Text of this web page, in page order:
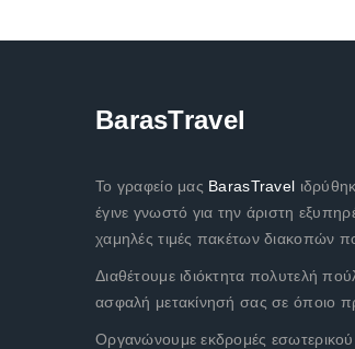
BarasTravel
Το γραφείο μας BarasTravel
έγινε γνωστό για την άριστη
χαμηλές τιμές πακέτων διακοπών
Διαθέτουμε ιδιόκτητα πολυτελή
ασφαλή μετακίνησή σας σε όποιο
Οργανώνουμε εκδρομές εσωτερικού